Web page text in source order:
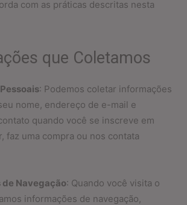
com as práticas descritas nesta
que Coletamos
: Podemos coletar informações
nome, endereço de e-mail e
quando você se inscreve em
faz uma compra ou nos contata
Navegação: Quando você visita o
informações de navegação,